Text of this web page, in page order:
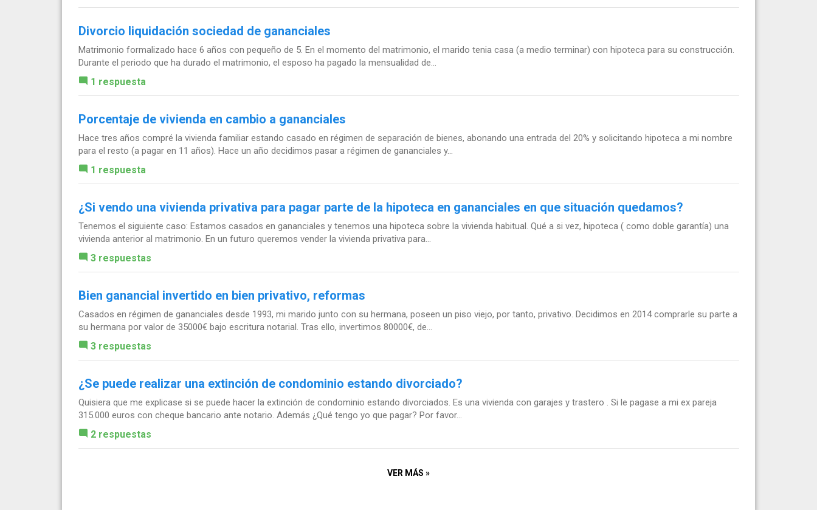
Divorcio liquidación sociedad de gananciales
Matrimonio formalizado hace 6 años con pequeño de 5. En el momento del matrimonio, el marido tenia casa (a medio terminar) con hipoteca para su construcción.
Durante el periodo que ha durado el matrimonio, el esposo ha pagado la mensualidad de...
1 respuesta
Porcentaje de vivienda en cambio a gananciales
Hace tres años compré la vivienda familiar estando casado en régimen de separación de bienes, abonando una entrada del 20% y solicitando hipoteca a mi nombre
para el resto (a pagar en 11 años). Hace un año decidimos pasar a régimen de gananciales y...
1 respuesta
¿Si vendo una vivienda privativa para pagar parte de la hipoteca en gananciales en que situación quedamos?
Tenemos el siguiente caso: Estamos casados en gananciales y tenemos una hipoteca sobre la vivienda habitual. Qué a si vez, hipoteca ( como doble garantía) una
vivienda anterior al matrimonio. En un futuro queremos vender la vivienda privativa para...
3 respuestas
Bien ganancial invertido en bien privativo, reformas
Casados en régimen de gananciales desde 1993, mi marido junto con su hermana, poseen un piso viejo, por tanto, privativo. Decidimos en 2014 comprarle su parte a
su hermana por valor de 35000€ bajo escritura notarial. Tras ello, invertimos 80000€, de...
3 respuestas
¿Se puede realizar una extinción de condominio estando divorciado?
Quisiera que me explicase si se puede hacer la extinción de condominio estando divorciados. Es una vivienda con garajes y trastero . Si le pagase a mi ex pareja
315.000 euros con cheque bancario ante notario. Además ¿Qué tengo yo que pagar? Por favor...
2 respuestas
VER MÁS »